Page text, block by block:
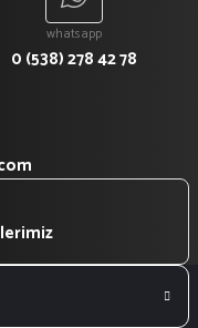
whatsapp
0 (538) 278 42 78